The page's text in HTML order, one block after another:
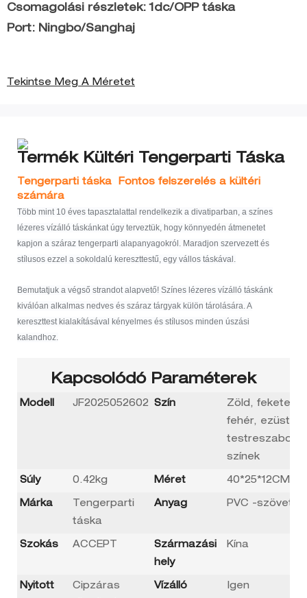
Csomagolási részletek: 1dc/OPP táska
Port: Ningbo/Sanghaj
Tekintse Meg A Méretet
Termék Kültéri Tengerparti Táska
Tengerparti táska Fontos felszerelés a kültéri
számára
Több mint 10 éves tapasztalattal rendelkezik a divatiparban, a színes
lézeres vízálló táskánkat úgy terveztük, hogy könnyedén átmenetet
kapjon a száraz tengerparti alapanyagokról. Maradjon szervezett és
stílusos ezzel a sokoldalú kereszttestű, egy vállos táskával.
Bemutatjuk a végső strandot alapvető! Színes lézeres vízálló táskánk
kiválóan alkalmas nedves és száraz tárgyak külön tárolására. A
kereszttest kialakításával kényelmes és stílusos minden úszási
kalandhoz.
Kapcsolódó Paraméterek
Modell JF2025052602 Szín
Zöld, fekete,
fehér, ezüst
testreszabott
színek
Súly 0.42kg Méret 40*25*12CM
Márka
Tengerparti
táska
Anyag PVC -szövet
Szokás ACCEPT
Származási
hely
Kína
Nyitott
Cipzáras
Vízálló Igen